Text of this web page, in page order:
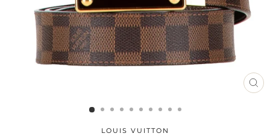
LOUIS VUITTON